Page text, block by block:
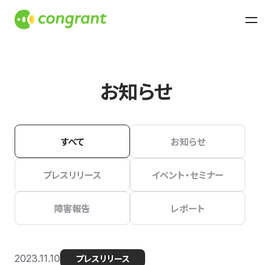
お知らせ
すべて お知らせ
プレスリリース イベント・セミナー
障害報告 レポート
2023.11.10 プレスリリース